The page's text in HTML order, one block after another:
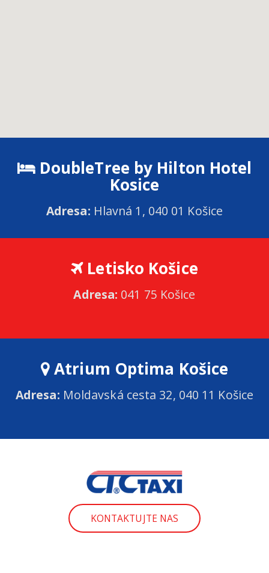
DoubleTree by Hilton Hotel
Kosice
Adresa: Hlavná 1, 040 01 Košice
Letisko Košice
Adresa: 041 75 Košice
Atrium Optima Košice
Adresa: Moldavská cesta 32, 040 11 Košice
KONTAKTUJTE NAS